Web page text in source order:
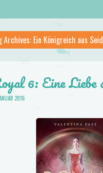
Archives: Ein Königreich aus
6: Eine
2016